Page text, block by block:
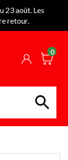
23 août. Les
retour.
0